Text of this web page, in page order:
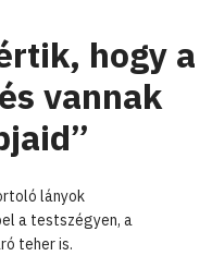
hogy a
vannak
lányok
a testszégyen, a
teher is.